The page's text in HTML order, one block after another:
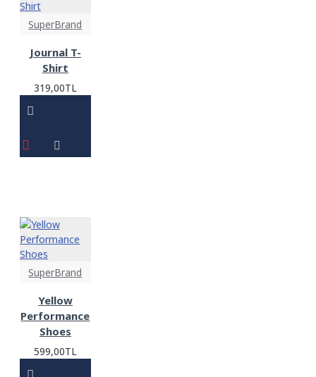
SuperBrand
Journal T-
Shirt
319,00TL
SuperBrand
Yellow
Performance
Shoes
599,00TL